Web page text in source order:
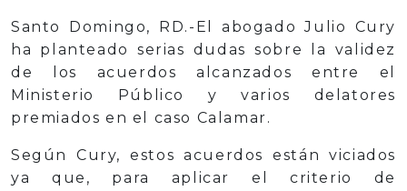
Santo Domingo, RD.-El abogado Julio Cury
ha planteado serias dudas sobre la validez
de los acuerdos alcanzados entre el
Ministerio Público y varios delatores
premiados en el caso Calamar.
Según Cury, estos acuerdos están viciados
ya que, para aplicar el criterio de